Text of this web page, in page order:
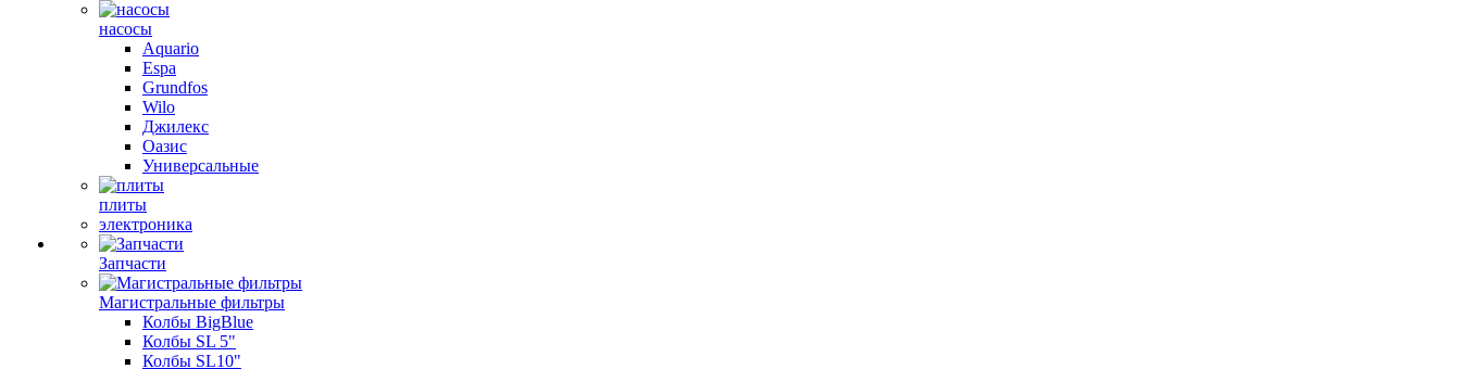
насосы
Aquario
Espa
Grundfos
Wilo
Джилекс
Оазис
Универсальные
плиты
электроника
Запчасти
Магистральные фильтры
Колбы BigBlue
Колбы SL 5"
Колбы SL10"